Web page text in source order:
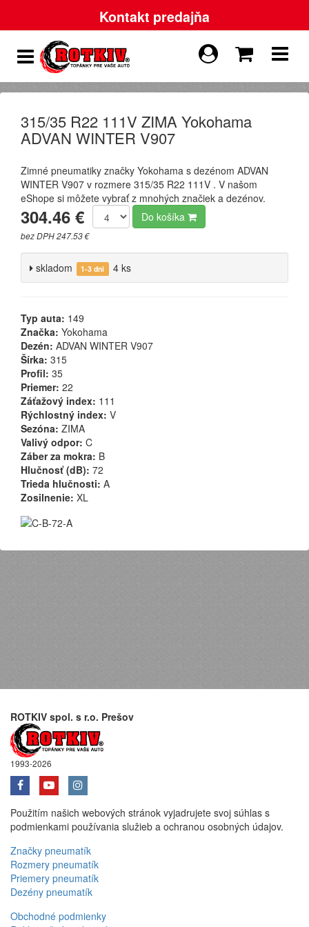
Kontakt predajňa
315/35 R22 111V ZIMA Yokohama
ADVAN WINTER V907
Zimné pneumatiky značky Yokohama s dezénom ADVAN
WINTER V907 v rozmere 315/35 R22 111V . V našom
eShope si môžete vybrať z mnohých značiek a dezénov.
304.46 €
bez DPH 247.53 €
Do košíka
skladom 1-3 dni 4 ks
Typ auta: 149
Značka: Yokohama
Dezén: ADVAN WINTER V907
Šírka: 315
Profil: 35
Priemer: 22
Záťažový index: 111
Rýchlostný index: V
Sezóna: ZIMA
Valivý odpor: C
Záber za mokra: B
Hlučnosť (dB): 72
Trieda hlučnosti: A
Zosilnenie: XL
ROTKIV spol. s r.o. Prešov
1993-2026
Použitím našich webových stránok vyjadrujete svoj súhlas s
podmienkami používania služieb a ochranou osobných údajov.
Značky pneumatík
Rozmery pneumatík
Priemery pneumatík
Dezény pneumatík
Obchodné podmienky